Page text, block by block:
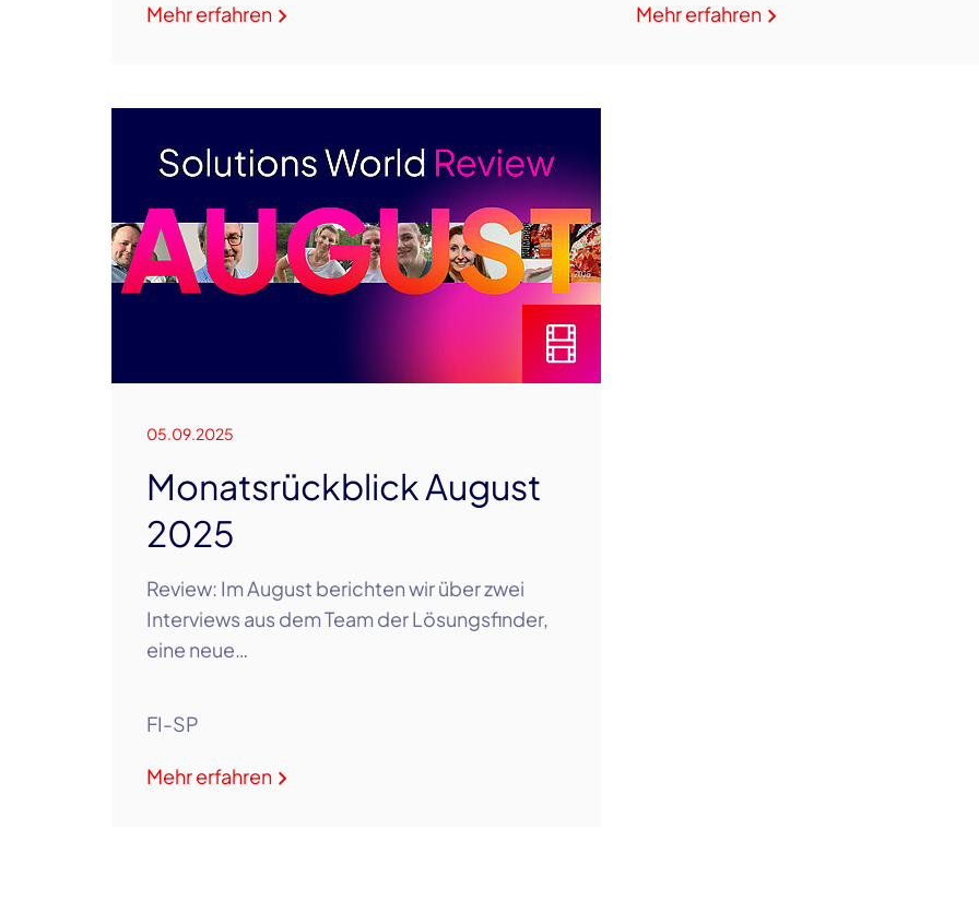
Mehr erfahren Mehr erfahren
05.09.2025
Monatsrückblick August
2025
Review: Im August berichten wir über zwei
Interviews aus dem Team der Lösungsfinder,
eine neue…
FI-SP
Mehr erfahren